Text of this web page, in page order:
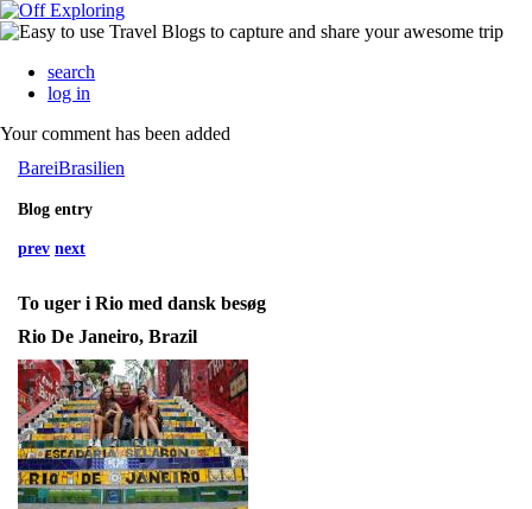
search
log in
Your comment has been added
BareiBrasilien
Blog entry
prev next
To uger i Rio med dansk besøg
Rio De Janeiro, Brazil